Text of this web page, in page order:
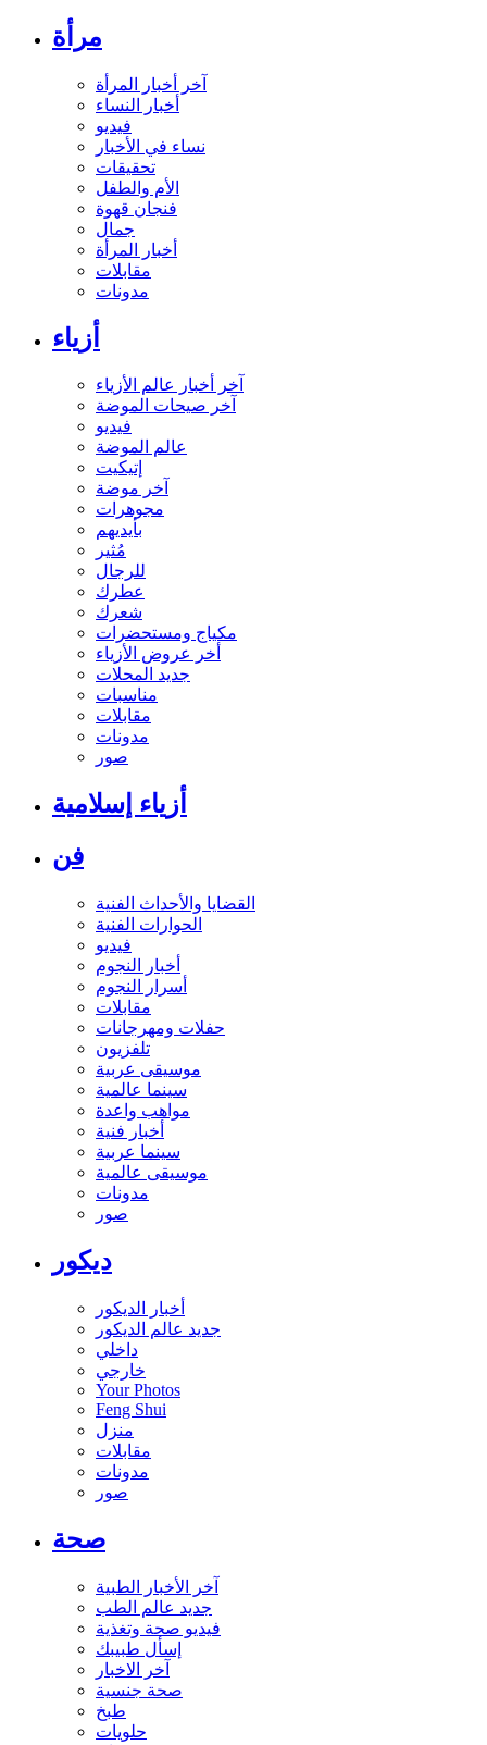
مرأة
آخر أخبار المرأة
أخبار النساء
فيديو
نساء في الأخبار
تحقيقات
الأم والطفل
فنجان قهوة
جمال
أخبار المرأة
مقابلات
مدونات
أزياء
آخر أخبار عالم الأزياء
آخر صيحات الموضة
فيديو
عالم الموضة
إتيكيت
آخر موضة
مجوهرات
بأيديهم
مُثير
للرجال
عطرك
شعرك
مكياج ومستحضرات
أخر عروض الأزياء
جديد المحلات
مناسبات
مقابلات
مدونات
صور
أزياء إسلامية
فن
القضايا والأحداث الفنية
الحوارات الفنية
فيديو
أخبار النجوم
أسرار النجوم
مقابلات
حفلات ومهرجانات
تلفزيون
موسيقى عربية
سينما عالمية
مواهب واعدة
أخبار فنية
سينما عربية
موسيقى عالمية
مدونات
صور
ديكور
أخبار الديكور
جديد عالم الديكور
داخلي
خارجي
Your Photos
Feng Shui
منزل
مقابلات
مدونات
صور
صحة
آخر الأخبار الطبية
جديد عالم الطب
فيديو صحة وتغذية
إسأل طبيبك
آخر الاخبار
صحة جنسية
طبخ
حلويات